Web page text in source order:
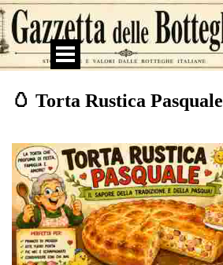
Vai ai contenuti
Salta menù
🥚 Torta Rustica Pasquale